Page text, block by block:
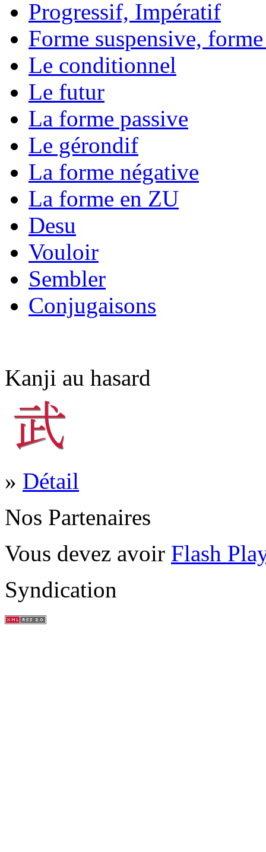
Progressif, Impératif
Forme suspensive,
Le conditionnel
Le futur
La forme passive
Le gérondif
La forme négative
La forme en ZU
Desu
Vouloir
Sembler
Conjugaisons
Kanji au hasard
» Détail
Nos Partenaires
Vous devez avoir Flash
Syndication